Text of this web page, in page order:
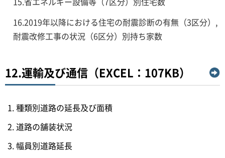
16.2019年以降における住宅の耐震診断の有無（3区分）,
耐震改修工事の状況（6区分）別持ち家数
12.運輸及び通信（EXCEL：107KB）
種類別道路の延長及び面積
道路の舗装状況
幅員別道路延長